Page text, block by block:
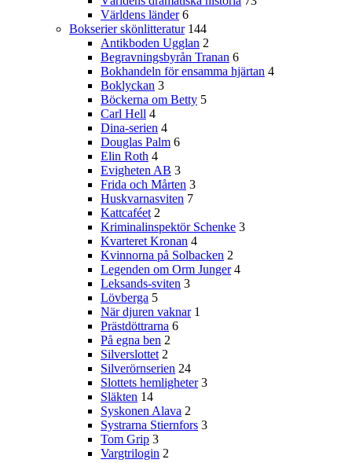
Världens länder 6
Bokserier skönlitteratur 144
Antikboden Ugglan 2
Begravningsbyrån Tranan 6
Bokhandeln för ensamma hjärtan 4
Boklyckan 3
Böckerna om Betty 5
Carl Hell 4
Dina-serien 4
Douglas Palm 6
Elin Roth 4
Evigheten AB 3
Frida och Mårten 3
Huskvarnasviten 7
Kattcaféet 2
Kriminalinspektör Schenke 3
Kvarteret Kronan 4
Kvinnorna på Solbacken 2
Legenden om Orm Junger 4
Leksands-sviten 3
Lövberga 5
När djuren vaknar 1
Prästdöttrarna 6
På egna ben 2
Silverslottet 2
Silverörnserien 24
Slottets hemligheter 3
Släkten 14
Syskonen Alava 2
Systrarna Stiernfors 3
Tom Grip 3
Vargtrilogin 2